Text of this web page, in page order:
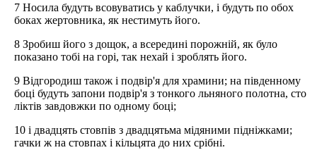
7 Носила будуть всовуватись у каблучки, і будуть по обох
боках жертовника, як нестимуть його.
8 Зробиш його з дощок, а всередині порожній, як було
показано тобі на горі, так нехай і зроблять його.
9 Відгородиш також і подвір'я для храмини; на південному
боці будуть запони подвір'я з тонкого льняного полотна, сто
ліктів завдовжки по одному боці;
10 і двадцять стовпів з двадцятьма мідяними підніжками;
гачки ж на стовпах і кільцята до них срібні.